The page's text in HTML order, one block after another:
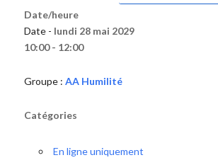
Date/heure
Date - lundi 28 mai 2029
10:00 - 12:00
Groupe : AA Humilité
Catégories
En ligne uniquement